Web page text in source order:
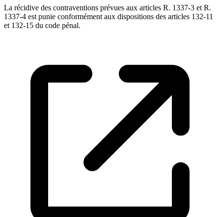
La récidive des contraventions prévues aux articles R. 1337-3 et R.
1337-4 est punie conformément aux dispositions des articles 132-11
et 132-15 du code pénal.